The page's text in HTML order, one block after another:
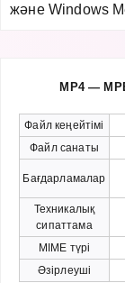
және Windows
MP4 —
Файл кеңейтімі
Файл санаты
Бағдарламалар
Техникалық
сипаттама
MIME түрі
Әзірлеуші